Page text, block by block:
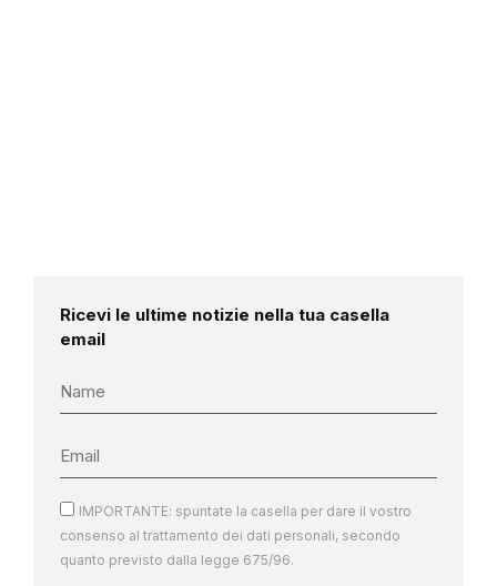
Ricevi le ultime notizie nella tua casella
email
IMPORTANTE: spuntate la casella per dare il vostro
consenso al trattamento dei dati personali, secondo
quanto previsto dalla legge 675/96.